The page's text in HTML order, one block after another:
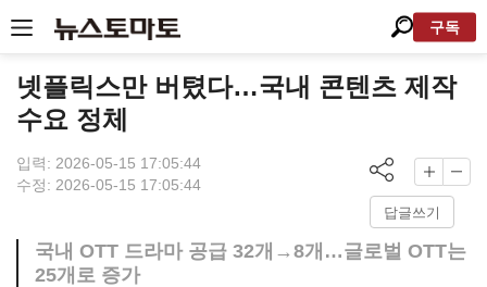
구독
넷플릭스만 버텼다…국내 콘텐츠 제작
수요 정체
입력: 2026-05-15 17:05:44
수정: 2026-05-15 17:05:44
답글쓰기
국내 OTT 드라마 공급 32개→8개…글로벌 OTT는
25개로 증가